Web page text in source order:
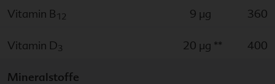
Vitamin B12 9 µg 360
Vitamin D3 20 µg ** 400
Mineralstoffe